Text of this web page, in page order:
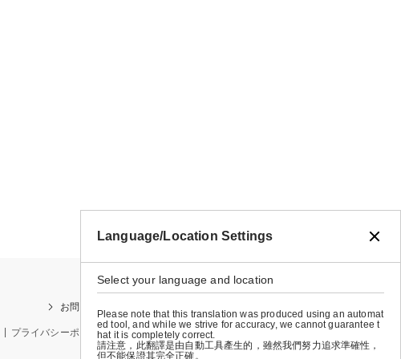
お問い合わせ
プライバシーポリシー 特定商取引法に基づく表示 会社概要
Language/Location Settings
Select your language and location
Please note that this translation was produced using an automat
ed tool, and while we strive for accuracy, we cannot guarantee t
hat it is completely correct.
請注意，此翻譯是由自動工具產生的，雖然我們努力追求準確性，
但不能保證其完全正確。